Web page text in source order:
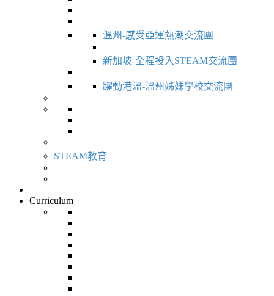
溫州-感受亞運熱潮交流團
新加坡-全程投入STEAM交流團
躍動港溫-溫州姊妹學校交流團
STEAM教育
Curriculum